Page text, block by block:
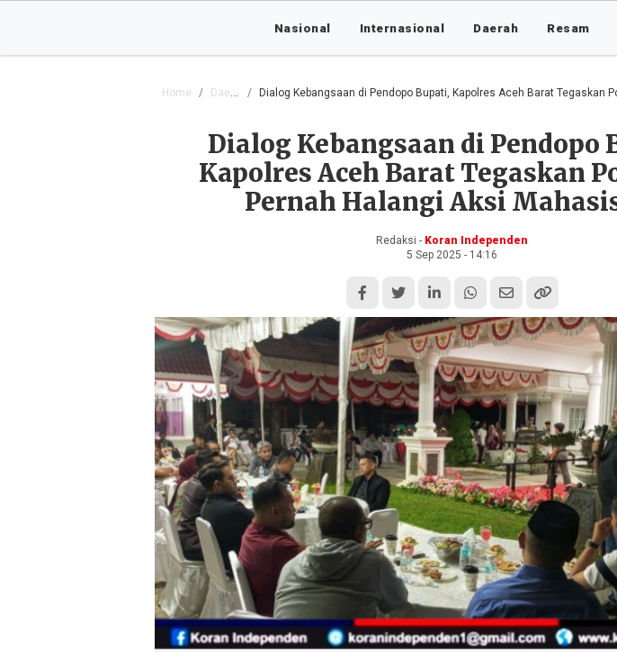
Nasional Internasional Daerah Resam
Home Daerah Dialog Kebangsaan di Pendopo Bupati, Kapolres Aceh Barat Tegaskan Polri Tak
Dialog Kebangsaan di Pendopo
Kapolres Aceh Barat Tegaskan
Pernah Halangi Aksi
Redaksi - Koran Independen
5 Sep 2025 - 14:16